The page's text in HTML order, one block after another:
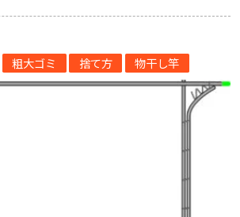
粗大ゴミ 捨て方 物干し竿